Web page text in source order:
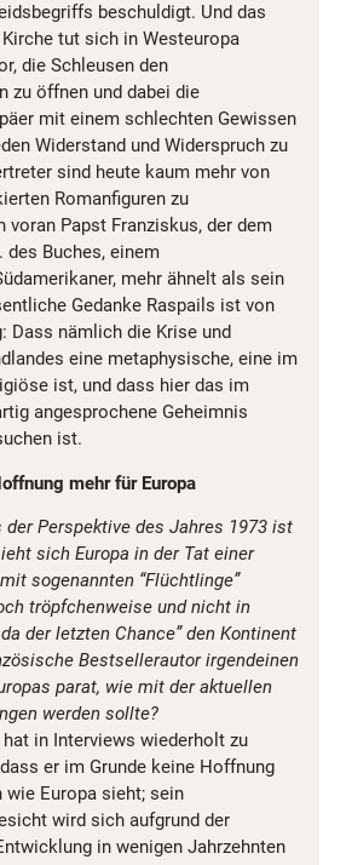
beschuldigt. Und das
Kirche tut sich in Westeuropa
die Schleusen den
zu öffnen und dabei die
mit einem schlechten Gewissen
Widerstand und Widerspruch zu
sind heute kaum mehr von
Romanfiguren zu
voran Papst Franziskus, der dem
des Buches, einem
mehr ähnelt als sein
Gedanke Raspails ist von
Dass nämlich die Krise und
eine metaphysische, eine im
ist, und dass hier das im
angesprochene Geheimnis
ist.
mehr für Europa
Perspektive des Jahres 1973 ist
sich Europa in der Tat einer
sogenannten “Flüchtlinge”
tröpfchenweise und nicht in
der letzten Chance” den Kontinent
Bestsellerautor irgendeinen
parat, wie mit der aktuellen
werden sollte?
hat in Interviews wiederholt zu
er im Grunde keine Hoffnung
wie Europa sieht; sein
wird sich aufgrund der
in wenigen Jahrzehnten